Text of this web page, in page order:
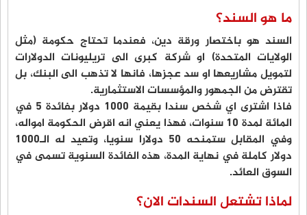
ما هو السند؟
السند هو باختصار ورقة دين، فعندما تحتاج حكومة (مثل
الولايات المتحدة) او شركة كبرى الى تريليونات الدولارات
لتمويل مشاريعها او سد عجزها، فانها لا تذهب الى البنك، بل
تقترض من الجمهور والمؤسسات الاستثمارية.
فاذا اشترى اي شخص سندا بقيمة 1000 دولار بفائدة 5 في
المائة لمدة 10 سنوات، فهذا يعني انه اقرض الحكومة امواله،
وفي المقابل ستمنحه 50 دولارا سنويا، وتعيد له الـ1000
دولار كاملة في نهاية المدة، هذه الفائدة السنوية تسمى في
السوق العائد.
لماذا تشتعل السندات الان؟